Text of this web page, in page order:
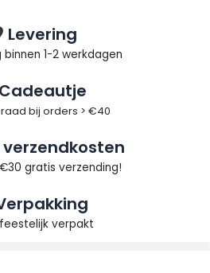
Levering
1-2 werkdagen
Cadeautje
bij orders > €40
verzendkosten
gratis verzending!
verpakt